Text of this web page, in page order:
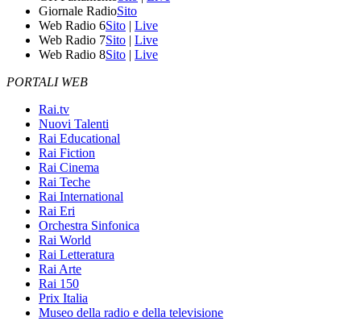
Giornale RadioSito
Web Radio 6Sito | Live
Web Radio 7Sito | Live
Web Radio 8Sito | Live
PORTALI WEB
Rai.tv
Nuovi Talenti
Rai Educational
Rai Fiction
Rai Cinema
Rai Teche
Rai International
Rai Eri
Orchestra Sinfonica
Rai World
Rai Letteratura
Rai Arte
Rai 150
Prix Italia
Museo della radio e della televisione